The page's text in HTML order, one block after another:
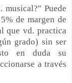
musical?" Puede
de margen de
que vd. practica
grado) sin ser
en duda su
a través